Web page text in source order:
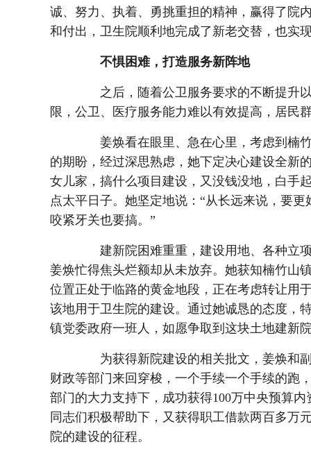
诚、努力、执着、勇挑重担的精神，赢得了院
和付出，卫生院顺利地完成了新老交替，也实
不惧困难，打造服务新阵地
之后，随着公卫服务要求的不断提升以
限，公卫、医疗服务能力难以有效提高，居
姜焕看在眼里、急在心里，考虑到楠竹
的期盼，经过深思熟虑，她下定决心建设全新
女儿家，搞什么项目建设，又没钱没地，白手
点太平日子。她坚定地说：“从长远来说，要
咬紧牙关也要搞。”
建新院困难重重，建设用地、各种立
姜焕忙得焦头烂额却从未放弃。她获知楠竹山
位置正处于临路的黄金地段，正在考虑转让用
该地用于卫生院的建设。通过她诚恳的态度，
镇党委政府一班人，如愿争取到这块土地建新
为获得新院建设的相关批文，姜焕和副
财政等部门来回穿梭，一个手续一个手续的跑
部门的大力支持下，成功获得100万中央预算
同志们积极帮助下，又获得职工借款两百多万
院的建设的征程。